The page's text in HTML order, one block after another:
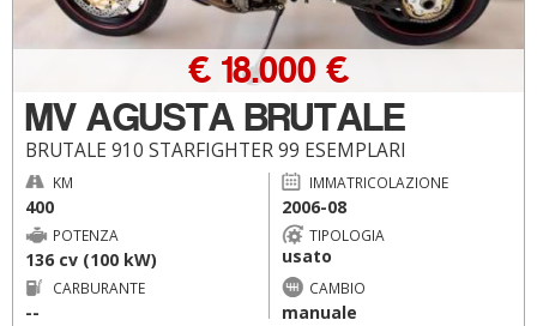
MV AGUSTA BRUTALE
BRUTALE 910 STARFIGHTER 99 ESEMPLARI
€ 18.000 €
KM
400
IMMATRICOLAZIONE
2006-08
POTENZA
136 cv (100 kW)
TIPOLOGIA
usato
CARBURANTE
--
CAMBIO
manuale